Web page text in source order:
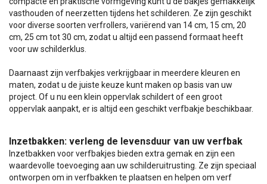
vasthouden of neerzetten tijdens het schilderen. Ze zijn geschikt
voor diverse soorten verfrollers, variërend van 14 cm, 15 cm, 20
cm, 25 cm tot 30 cm, zodat u altijd een passend formaat heeft
voor uw schilderklus.
Daarnaast zijn verfbakjes verkrijgbaar in meerdere kleuren en
maten, zodat u de juiste keuze kunt maken op basis van uw
project. Of u nu een klein oppervlak schildert of een groot
oppervlak aanpakt, er is altijd een geschikt verfbakje beschikbaar.
Inzetbakken: verleng de levensduur van uw verfbak
Inzetbakken voor verfbakjes bieden extra gemak en zijn een
waardevolle toevoeging aan uw schilderuitrusting. Ze zijn speciaal
ontworpen om in verfbakken te plaatsen en helpen om verf